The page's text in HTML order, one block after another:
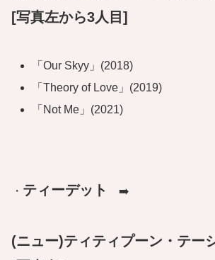
[写真左から3人目]
「Our Skyy」(2018)
「Theory of Love」(2019)
「Not Me」(2021)
・ ティーデット ➡️
(ニュー)ティティプーン・テー